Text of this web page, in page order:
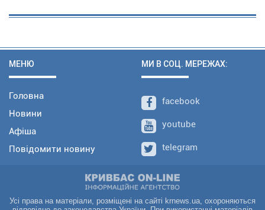
МЕНЮ
Головна
Новини
Афіша
Повідомити новину
МИ В СОЦ. МЕРЕЖАХ:
facebook
youtube
telegram
Усі права на матеріали, розміщені на сайті krnews.ua, охороняються